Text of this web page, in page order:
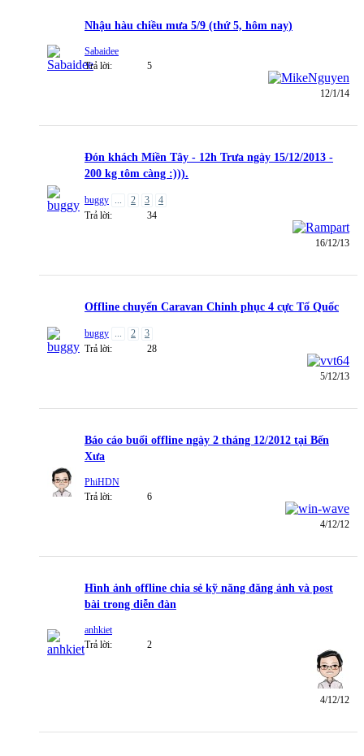
Nhậu hàu chiều mưa 5/9 (thứ 5, hôm nay)
Sabaidee
Trả lời:
5
12/1/14
Đón khách Miền Tây - 12h Trưa ngày 15/12/2013 -
200 kg tôm càng :))).
buggy ... 2 3
4
Trả lời:
34
16/12/13
Offline chuyến Caravan Chinh phục 4 cực Tổ Quốc
buggy ... 2
3
Trả lời:
28
5/12/13
Báo cáo buổi offline ngày 2 tháng 12/2012 tại Bến
Xưa
PhiHDN
Trả lời:
6
4/12/12
Hình ảnh offline chia sẻ kỹ năng đăng ảnh và post
bài trong diễn đàn
anhkiet
Trả lời:
2
4/12/12